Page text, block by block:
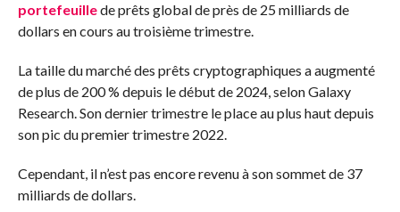
portefeuillede prêts global de près de 25 milliards de
dollars en cours au troisième trimestre.
La taille du marché des prêts cryptographiques a augmenté
de plus de 200 % depuis le début de 2024, selon Galaxy
Research. Son dernier trimestre le place au plus haut depuis
son pic du premier trimestre 2022.
Cependant, il n’est pas encore revenu à son sommet de 37
milliards de dollars.